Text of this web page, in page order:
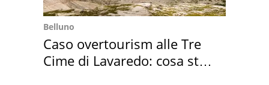
Belluno
Caso overtourism alle Tre
Cime di Lavaredo: cosa sta